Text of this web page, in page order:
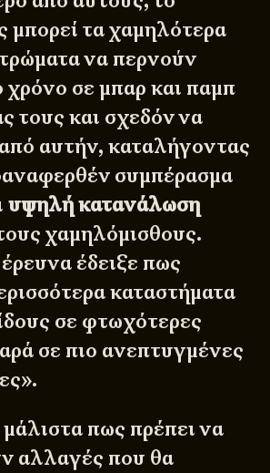
μπορεί τα χαμηλότερα
να περνούν
χρόνο σε μπαρ και παμπ
τους και σχεδόν να
αυτήν, καταλήγοντας
συμπέρασμα
υψηλή κατανάλωση
χαμηλόμισθους.
έδειξε πως
καταστήματα
σε φτωχότερες
σε πιο ανεπτυγμένες
πως πρέπει να
αλλαγές που θα